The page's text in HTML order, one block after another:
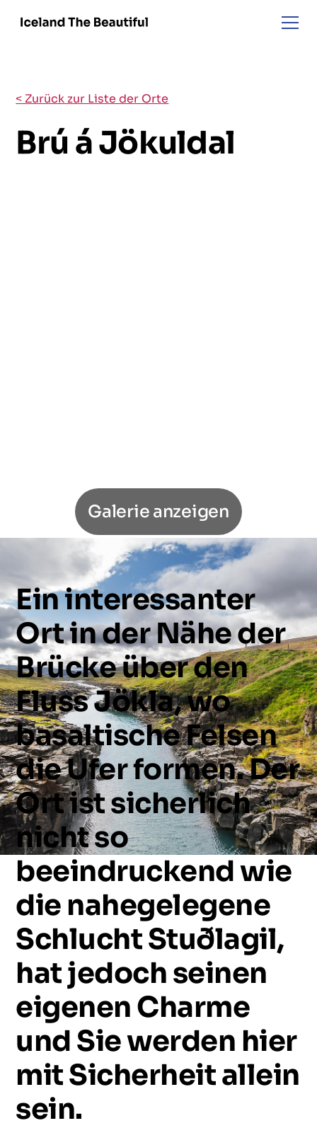
< Zurück zur Liste der Orte
Brú á Jökuldal
Galerie anzeigen
Eininteressanter
OrtinderNäheder
Brückeüberden
FlussJökla,wo
basaltischeFelsen
dieUferformen.Der
Ortistsicherlich
nichtso
beeindruckendwie
die nahegelegene
SchluchtStuðlagil,
hatjedochseinen
eigenenCharme
undSiewerden hier
mitSicherheitallein
sein.